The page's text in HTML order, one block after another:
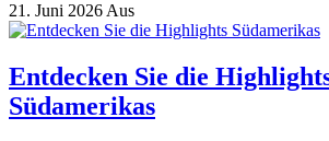
21. Juni 2026 Aus
Entdecken Sie die
Südamerikas